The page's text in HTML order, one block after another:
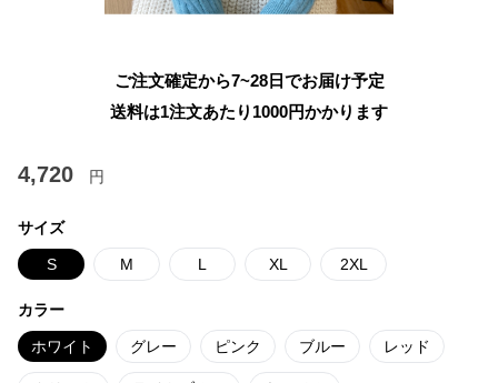
ご注文確定から7~28日でお届け予定
送料は1注文あたり 1000円かかります
4,720 円
サイズ
S M L XL 2XL
カラー
ホワイト グレー ピンク ブルー レッド